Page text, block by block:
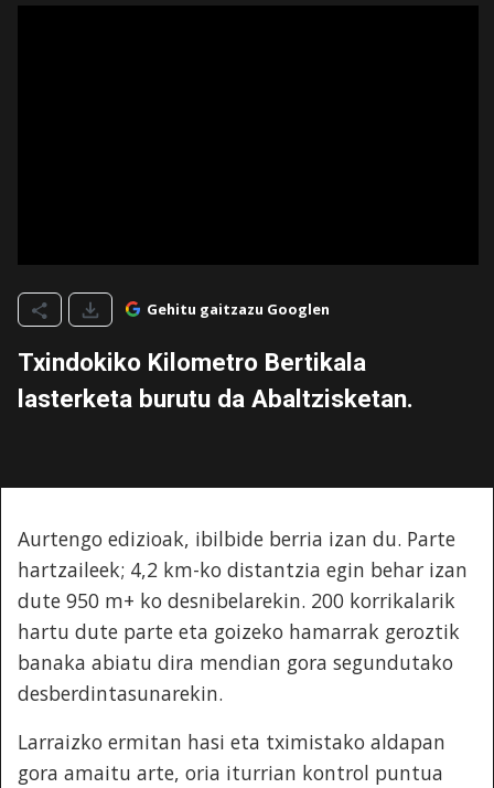
Gehitu gaitzazu Googlen
Txindokiko Kilometro Bertikala
lasterketa burutu da Abaltzisketan.
Aurtengo edizioak, ibilbide berria izan du. Parte
hartzaileek; 4,2 km-ko distantzia egin behar izan
dute 950 m+ ko desnibelarekin. 200 korrikalarik
hartu dute parte eta goizeko hamarrak geroztik
banaka abiatu dira mendian gora segundutako
desberdintasunarekin.
Larraizko ermitan hasi eta tximistako aldapan
gora amaitu arte, oria iturrian kontrol puntua